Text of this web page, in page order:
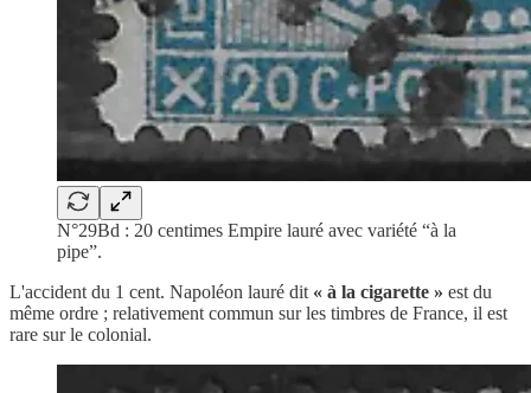
N°29Bd : 20 centimes Empire lauré avec variété “à la
pipe”.
L'accident du 1 cent. Napoléon lauré dit « à la cigarette » est du
même ordre ; relativement commun sur les timbres de France, il est
rare sur le colonial.